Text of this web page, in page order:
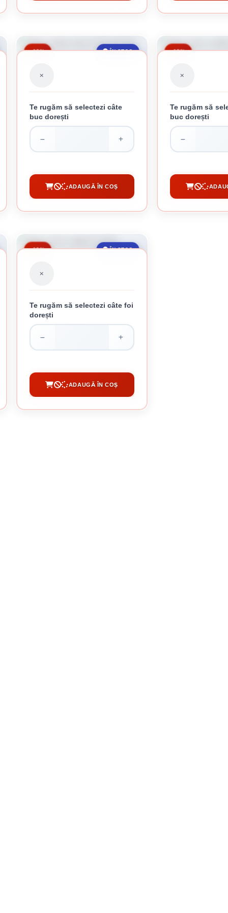
ÎN STOC
-12%
TABLA CUTATA MARO 0.30 MM 3M
CUMPĂRĂ
Te rugăm să selectezi câte
buc dorești
ADAUGĂ ÎN COȘ
-18%
Te rugăm să
buc dorești
ÎN STOC
-19%
CUMPĂRĂ
Te rugăm să selectezi câte foi
dorești
ADAUGĂ ÎN COȘ